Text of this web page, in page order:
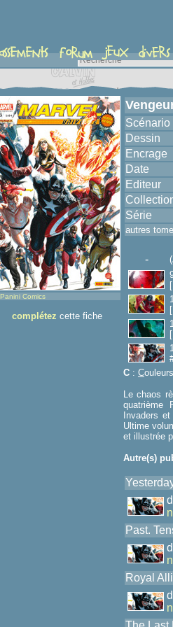
Panini Comics
complétez cette fiche
Scénario
Dessin
Encrage
Date
Editeur
Série
autres
-
C : Couleurs
Le chaos
quatrième
Invaders
Ultime
et illustrée
Autre(s)
Past.
Royal